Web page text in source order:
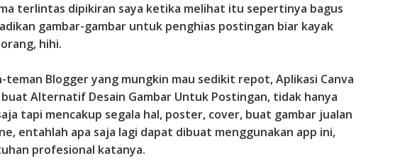
terlintas dipikiran saya ketika melihat itu sepertinya bagus
gambar-gambar untuk penghias postingan biar kayak
hihi.
teman Blogger yang mungkin mau sedikit repot, Aplikasi Canva
Alternatif Desain Gambar Untuk Postingan, tidak hanya
tapi mencakup segala hal, poster, cover, buat gambar jualan
entahlah apa saja lagi dapat dibuat menggunakan app ini,
profesional katanya.